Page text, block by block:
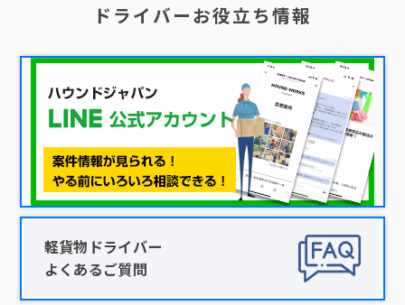
ドライバーお役立ち情報
軽貨物ドライバー
よくあるご質問